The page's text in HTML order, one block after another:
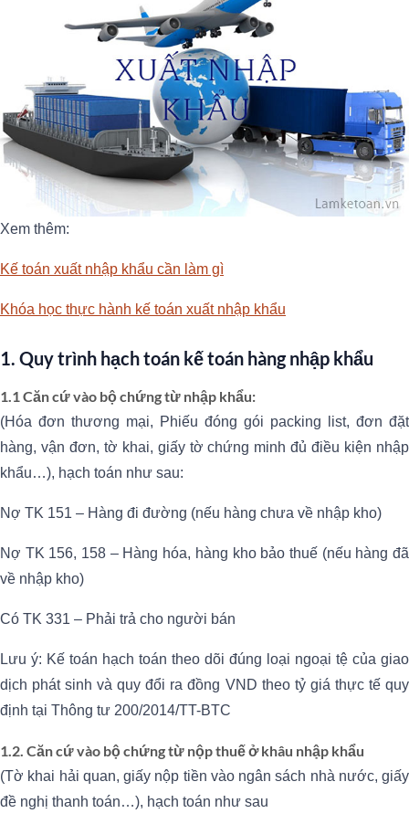
Xem thêm:
Kế toán xuất nhập khẩu cần làm gì
Khóa học thực hành kế toán xuất nhập khẩu
1. Quy trình hạch toán kế toán hàng nhập khẩu
1.1 Căn cứ vào bộ chứng từ nhập khẩu:
(Hóa đơn thương mại, Phiếu đóng gói packing list, đơn đặt
hàng, vận đơn, tờ khai, giấy tờ chứng minh đủ điều kiện nhập
khẩu…), hạch toán như sau:
Nợ TK 151 – Hàng đi đường (nếu hàng chưa về nhập kho)
Nợ TK 156, 158 – Hàng hóa, hàng kho bảo thuế (nếu hàng đã
về nhập kho)
Có TK 331 – Phải trả cho người bán
Lưu ý: Kế toán hạch toán theo dõi đúng loại ngoại tệ của giao
dịch phát sinh và quy đổi ra đồng VND theo tỷ giá thực tế quy
định tại Thông tư 200/2014/TT-BTC
1.2. Căn cứ vào bộ chứng từ nộp thuếở khâu nhập khẩu
(Tờ khai hải quan, giấy nộp tiền vào ngân sách nhà nước, giấy
đề nghị thanh toán…), hạch toán như sau